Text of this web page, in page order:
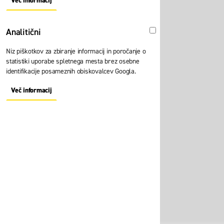
About "Oglaševalski" Cookie Group
Analitični Analitični
Niz piškotkov za zbiranje informacij in poročanje o
statistiki uporabe spletnega mesta brez osebne
identifikacije posameznih obiskovalcev Googla.
Več informacijAbout "Analitični" Cookie Group